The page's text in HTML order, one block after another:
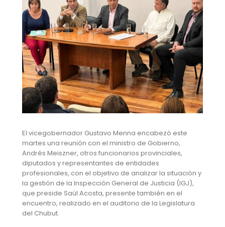
El vicegobernador Gustavo Menna encabezó este
martes una reunión con el ministro de Gobierno,
Andrés Meiszner, otros funcionarios provinciales,
diputados y representantes de entidades
profesionales, con el objetivo de analizar la situación y
la gestión de la Inspección General de Justicia (IGJ),
que preside Saúl Acosta, presente también en el
encuentro, realizado en el auditorio de la Legislatura
del Chubut.